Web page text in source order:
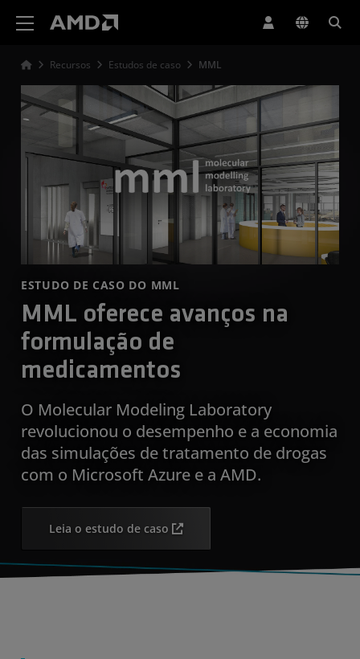
Recursos Estudos de caso MML
ESTUDO DE CASO DO MML
MML oferece avanços na
formulação de
medicamentos
O Molecular Modeling Laboratory
revolucionou o desempenho e a economia
das simulações de tratamento de drogas
com o Microsoft Azure e a AMD.
Leia o estudo de caso